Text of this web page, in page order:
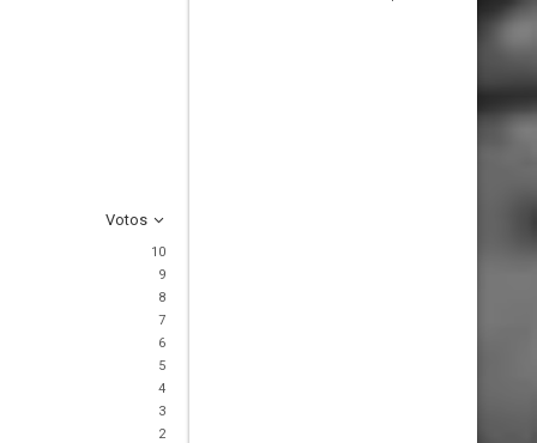
Votos
10
9
8
7
6
5
4
3
2